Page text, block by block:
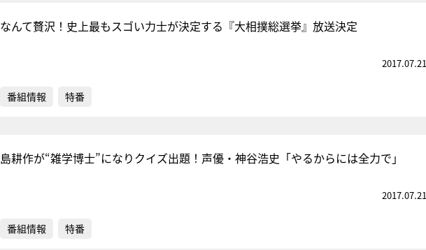
なんて贅沢！史上最もスゴい力士が決定する『大相撲総選挙』放送決定
2017.07.21
番組情報 特番
島耕作が“雑学博士”になりクイズ出題！声優・神谷浩史「やるからには全力で」
2017.07.21
番組情報 特番